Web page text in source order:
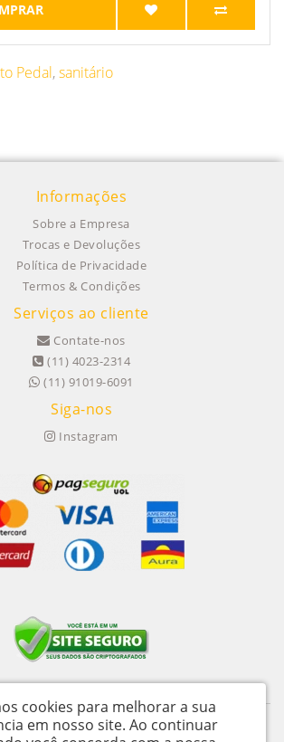
Pedal,sanitário
Informações
Sobre a Empresa
Trocas e Devoluções
Política de Privacidade
Termos & Condições
Serviços ao cliente
Contate-nos
(11) 4023-2314
(11) 91019-6091
Siga-nos
Instagram
Ltda - CNPJ: 62.043.518/0001-60
cookies para melhorar a sua
em nosso site. Ao continuar